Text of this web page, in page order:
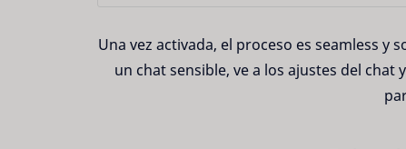
Una vez activada, el proceso es seamless y
un chat sensible, ve a los ajustes del chat